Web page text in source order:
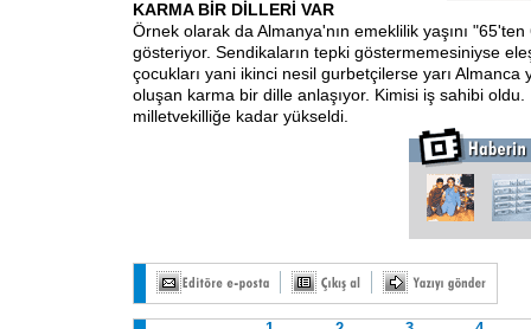
KARMA BİR DİLLERİ VAR
Örnek olarak da Almanya'nın emeklilik yaşını "65'ten
gösteriyor. Sendikaların tepki göstermemesiniyse
çocukları yani ikinci nesil gurbetçilerse yarı Almanca
oluşan karma bir dille anlaşıyor. Kimisi iş sahibi oldu.
milletvekilliğe kadar yükseldi.